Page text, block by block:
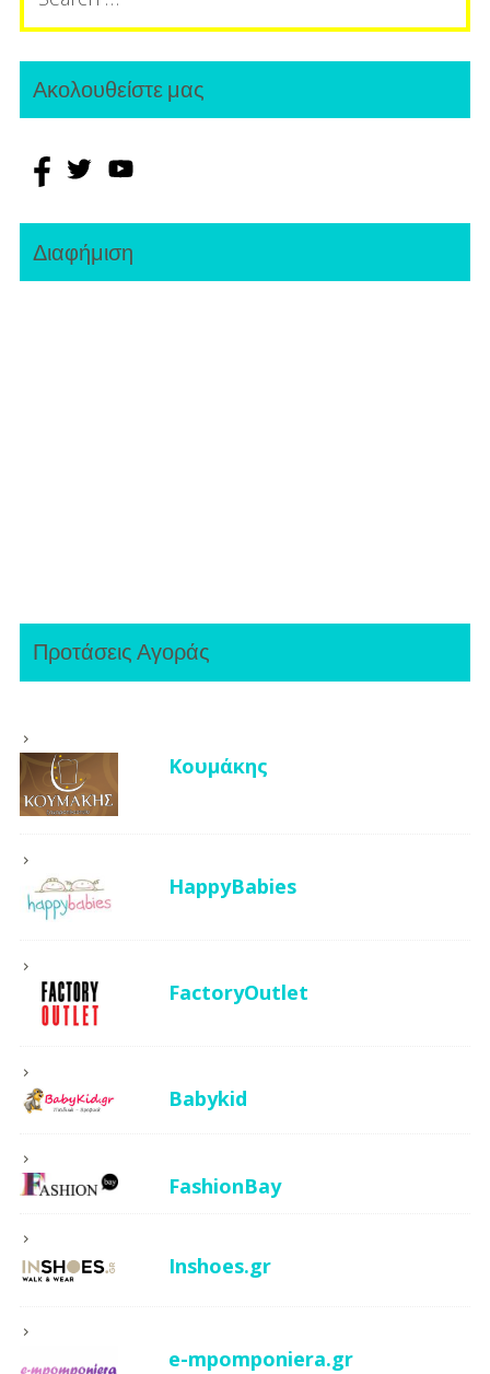
Ακολουθείστε μας
Διαφήμιση
Προτάσεις Αγοράς
Κουμάκης
HappyBabies
FactoryOutlet
Babykid
FashionBay
Inshoes.gr
e-mpomponiera.gr